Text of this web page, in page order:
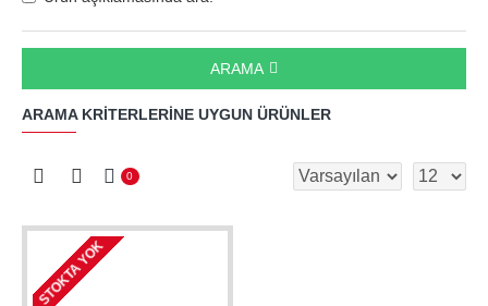
ARAMA
ARAMA KRITERLERINE UYGUN ÜRÜNLER
0
STOKTA YOK